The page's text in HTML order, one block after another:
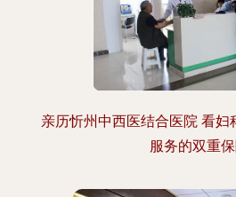
亲历忻州中西医结合医院 看妇
服务的双重